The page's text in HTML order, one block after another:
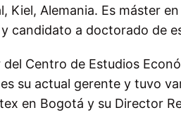
Alemania. Es máster
candidato a doctorado de
Centro de Estudios
su actual gerente y tuvo
en Bogotá y su Director